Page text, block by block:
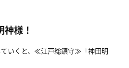
様！
いくと、≪江戸総鎮守≫「神田明